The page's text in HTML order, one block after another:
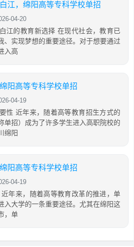
江，绵阳高等专科学校单招
04-20
江的教育新选择 在现代社会，教育已
、实现梦想的重要途径。对于想要通过
入高
阳高等专科学校单招
04-19
性 近年来，随着高等教育招生方式的
单招）成为了许多学生进入高职院校的
绵阳
阳高等专科学校单招
04-19
年来，随着高等教育改革的推进，单
入大学的一条重要途径。尤其在绵阳这
，单